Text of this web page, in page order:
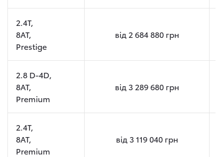
2.4T,
8AT,
Prestige
від 2 684 880грн
2.8 D-4D,
8AT,
Premium
від 3 289 680грн
2.4T,
8AT,
Premium
від 3 119 040грн